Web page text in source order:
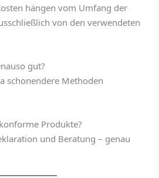
hängen vom Umfang der
von den verwendeten
gut?
schonendere Methoden
Produkte?
und Beratung – genau